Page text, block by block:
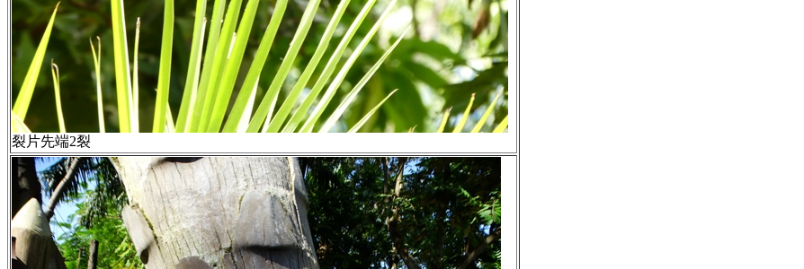
裂片先端2裂